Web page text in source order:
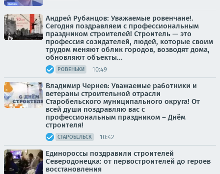
Андрей Рубанцов: Уважаемые ровенчане!.
Сегодня поздравляем с профессиональным
праздником строителей! Строитель — это
профессия созидателей, людей, которые своим
трудом меняют облик городов, возводят дома,
обновляют объекты...
РОВЕНЬКИ 10:49
Владимир Чернев: Уважаемые работники и
ветераны строительной отрасли
Старобельского муниципального округа! От
всей души поздравляю вас с
профессиональным праздником – Днём
строителя!
СТАРОБЕЛЬСК 10:42
Единороссы поздравили строителей
Северодонецка: от первостроителей до героев
восстановления